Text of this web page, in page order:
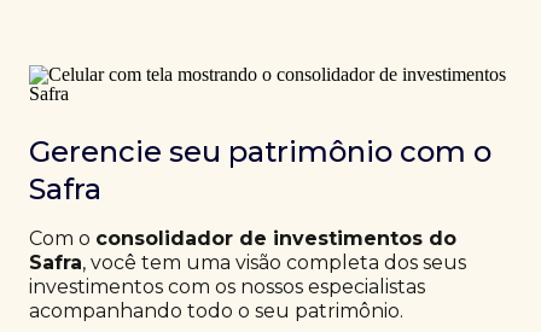
Gerencie seu patrimônio com o
Safra
Com o consolidador de investimentos do
Safra, você tem uma visão completa dos seus
investimentos com os nossos especialistas
acompanhando todo o seu patrimônio.